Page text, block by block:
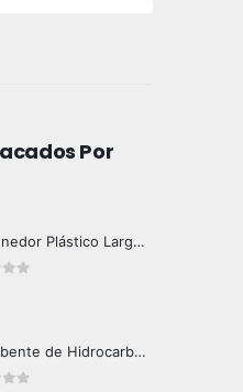
Por
Contenedor Plástico Largo 501606
Absorbente de Hidrocarburos Hazard Control 1kg